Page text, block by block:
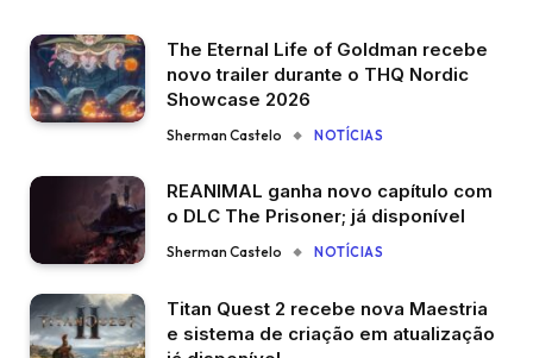
The Eternal Life of Goldman recebe
novo trailer durante o THQ Nordic
Showcase 2026
Sherman Castelo NOTÍCIAS
REANIMAL ganha novo capítulo com
o DLC The Prisoner; já disponível
Sherman Castelo NOTÍCIAS
Titan Quest 2 recebe nova Maestria
e sistema de criação em atualização